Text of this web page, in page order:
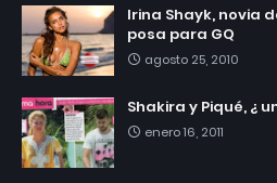
Irina Shayk, novia
posa para GQ
agosto 25, 2010
Shakira y Piqué, ¿
enero 16, 2011